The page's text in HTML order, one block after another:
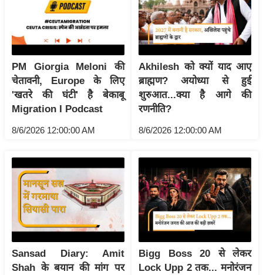
प
रा
ज
नी
ति
वि
ष
ण
सा
म
यि
क
PM Giorgia Meloni की
चेतावनी, Europe के लिए
'खतरे की घंटी' है बेकाबू
Migration I Podcast
8/6/2026 12:00:00 AM
Akhilesh को क्यों याद आए
ब्राह्मण? अयोध्या से हुई
शुरुआत...क्या है आगे की
रणनीति?
8/6/2026 12:00:00 AM
Sansad Diary: Amit
Shah के बयान की मांग पर
Bigg Boss 20 से लेकर
Lock Upp 2 तक... मनोरंजन